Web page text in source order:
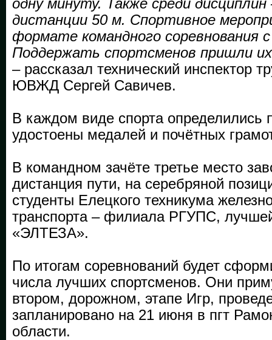
одну минуту. Также среди дисциплин
дистанции 50 м. Спортивное
формате командного соревнования
Поддержать спортсменов пришли
– рассказал технический инспектор
ЮВЖД Сергей Савичев.
В каждом виде спорта определились
удостоены медалей и почётных
В командном зачёте третье место
дистанция пути, на серебряной
студенты Елецкого техникума
транспорта – филиала РГУПС,
«ЭЛТЕЗА».
По итогам соревнований будет
числа лучших спортсменов. Они
втором, дорожном, этапе Игр,
запланировано на 21 июня в пгт
области.